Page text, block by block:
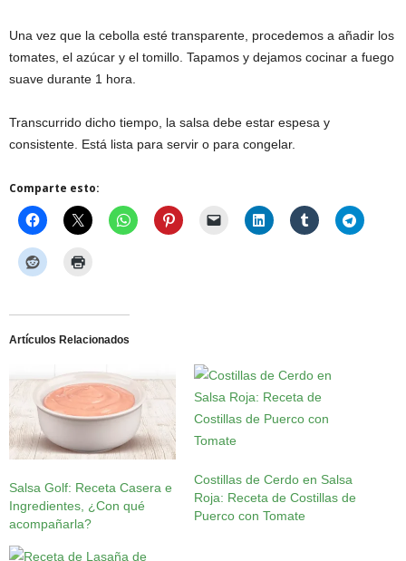
Una vez que la cebolla esté transparente, procedemos a añadir los
tomates, el azúcar y el tomillo. Tapamos y dejamos cocinar a fuego
suave durante 1 hora.
Transcurrido dicho tiempo, la salsa debe estar espesa y
consistente. Está lista para servir o para congelar.
Comparte esto:
Artículos Relacionados
Salsa Golf: Receta Casera e
Ingredientes, ¿Con qué
acompañarla?
Costillas de Cerdo en Salsa
Roja: Receta de Costillas de
Puerco con Tomate